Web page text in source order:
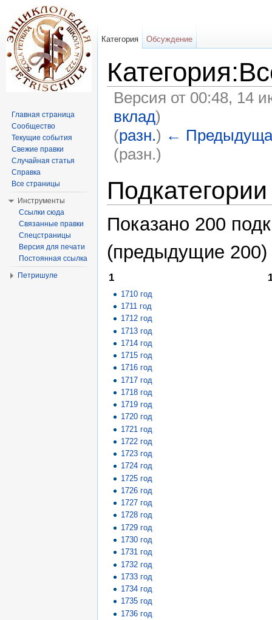
Версия от 00:48, 14
вклад)
(разн.) ←
(разн.)
Подкатегории
Показано 200
(предыдущие 200)
1
1710 год
1711 год
1712 год
1713 год
1714 год
1715 год
1716 год
1717 год
1718 год
1719 год
1720 год
1721 год
1722 год
1723 год
1724 год
1725 год
1726 год
1727 год
1728 год
1729 год
1730 год
1731 год
1732 год
1733 год
1734 год
1735 год
1736 год
Категория Обсуждение
Главная страница
Сообщество
Текущие события
Свежие правки
Случайная статья
Справка
Все страницы
Инструменты
Ссылки сюда
Связанные правки
Спецстраницы
Версия для печати
Постоянная ссылка
Петришуле